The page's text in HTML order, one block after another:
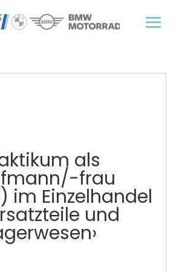
als
frau
Einzelhandel
und